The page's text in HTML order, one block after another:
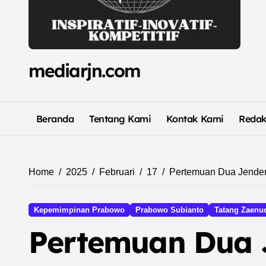
mediarjn.com
Beranda Tentang Kami Kontak Kami
Home 2025 Februari 17 Pertemuan Dua
Kepemimpinan Prabowo Prabowo Subianto Tatang
Pertemuan